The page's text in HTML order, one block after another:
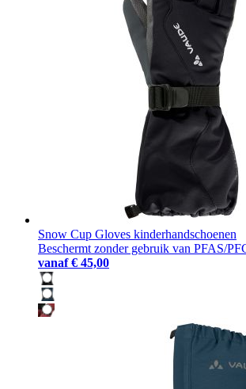
Snow Cup Gloves kinderhandschoenen
Beschermt zonder gebruik van PFAS/
vanaf € 45,00